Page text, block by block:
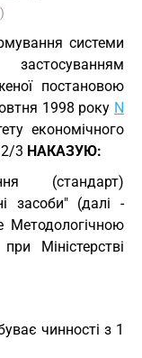
системи
постановою
1998 року N
економічного
2/3 НАКАЗУЮ:
(стандарт)
засоби" (далі -
Методологічною
Міністерстві
чинності з 1